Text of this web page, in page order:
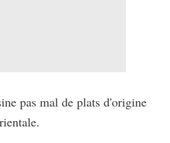
pas mal de plats d'origine